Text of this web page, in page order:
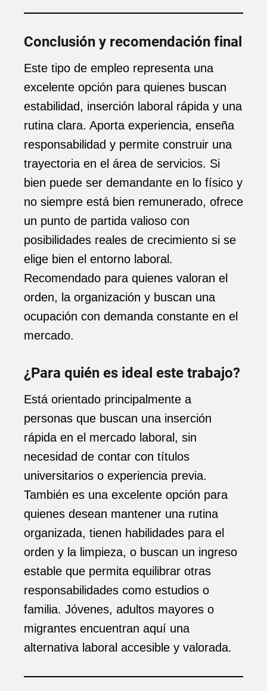
Conclusión y recomendación final
Este tipo de empleo representa una
excelente opción para quienes buscan
estabilidad, inserción laboral rápida y una
rutina clara. Aporta experiencia, enseña
responsabilidad y permite construir una
trayectoria en el área de servicios. Si
bien puede ser demandante en lo físico y
no siempre está bien remunerado, ofrece
un punto de partida valioso con
posibilidades reales de crecimiento si se
elige bien el entorno laboral.
Recomendado para quienes valoran el
orden, la organización y buscan una
ocupación con demanda constante en el
mercado.
¿Para quién es ideal este trabajo?
Está orientado principalmente a
personas que buscan una inserción
rápida en el mercado laboral, sin
necesidad de contar con títulos
universitarios o experiencia previa.
También es una excelente opción para
quienes desean mantener una rutina
organizada, tienen habilidades para el
orden y la limpieza, o buscan un ingreso
estable que permita equilibrar otras
responsabilidades como estudios o
familia. Jóvenes, adultos mayores o
migrantes encuentran aquí una
alternativa laboral accesible y valorada.